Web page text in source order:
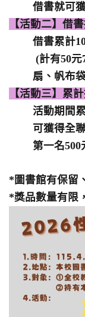
借書就可
【活動二】借
借書累計
(計有50
扇、帆布
【活動三】累
活動期間
可獲得全
第一名500
*圖書館有保留
*獎品數量有限